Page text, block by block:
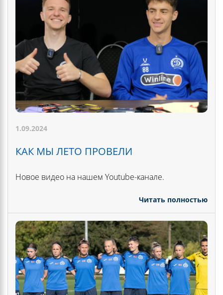
1.09.2024
КАК МЫ ЛЕТО ПРОВЕЛИ
Новое видео на нашем Youtube-канале.
Читать полностью